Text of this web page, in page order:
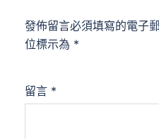
發佈留言必須填寫的電子
位標示為 *
留言 *